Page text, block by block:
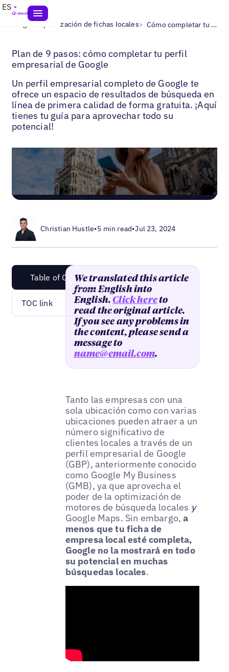
ES
Blogs> Optimización de fichas locales> Cómo completar tu Google Business Profile
Plan de 9 pasos: cómo completar tu perfil
empresarial de Google
Un perfil empresarial completo de Google te
ofrece un espacio de resultados de búsqueda en
línea de primera calidad de forma gratuita. ¡Aquí
tienes tu guía para aprovechar todo su
potencial!
Christian Hustle•5 min read•Jul 23, 2024
Table of Content
TOC link
We translated this article
from English into
English.Click hereto
read the original article.
If you see any problems in
the content, please send a
message to
name@email.com.
Tanto las empresas con una
sola ubicación como con varias
ubicaciones pueden atraer a un
número significativo de
clientes locales a través de un
perfil empresarial de Google
(GBP), anteriormente conocido
como Google My Business
(GMB), ya que aprovecha el
poder de la optimización de
motores de búsqueda locales y
Google Maps. Sin embargo,a
menos que tu ficha de
empresa local esté completa,
Google no la mostrará en todo
su potencial en muchas
búsquedas locales.